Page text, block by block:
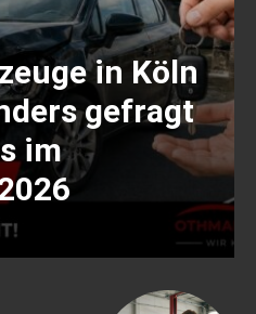
in Köln
gefragt
im